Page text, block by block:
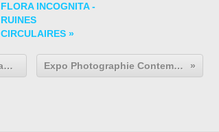
FLORA INCOGNITA -
RUINES
CIRCULAIRES »
Expo Collective Contemporaine: Icônes américaines : Chefs-d’œuvre du San Francisco Museum of Modern Art et de la collection Fisher Expo Photographie Contemporaine: Luiz MAURO "Des peintures comme des photographies"